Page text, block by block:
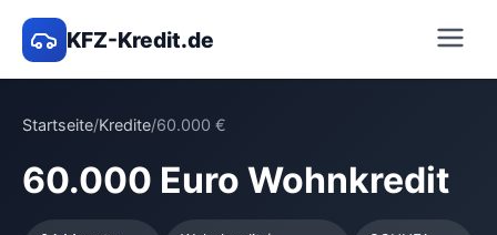
KFZ-Kredit.de
Startseite/Kredite/60.000 €
60.000 Euro Wohnkredit